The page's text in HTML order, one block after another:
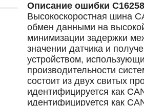
Описание ошибки
Высокоскоростная шина
обмен данными на
минимизации задержки
значении датчика и
устройством,
производительности
состоит из двух свитых
идентифицируется как
идентифицируется как